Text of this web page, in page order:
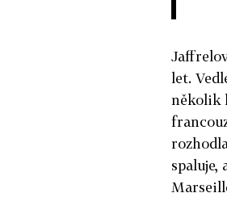
let.
několik
spaluje,